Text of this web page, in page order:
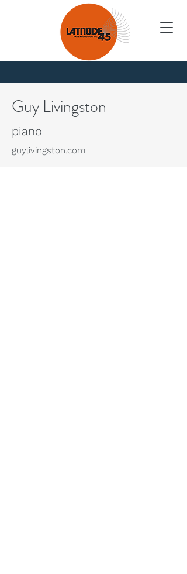
Nouvelles
Guy Livingston
piano
guylivingston.com